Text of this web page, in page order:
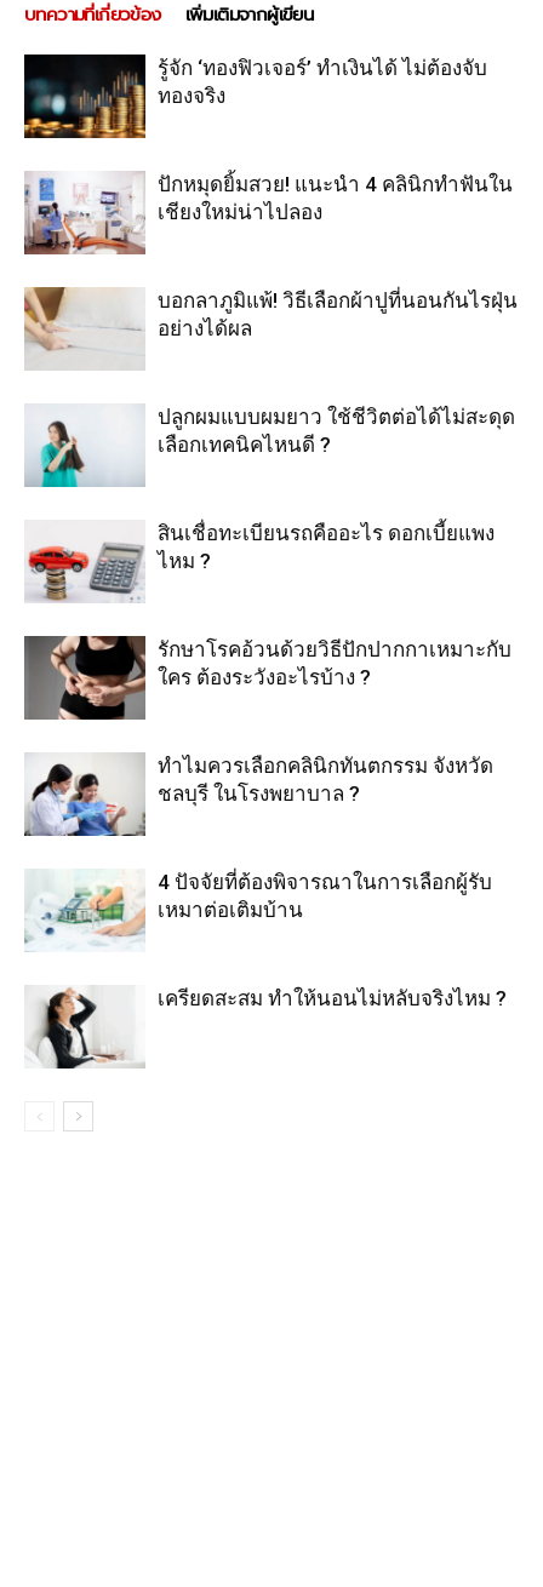
บทความที่เกี่ยวข้อง เพิ่มเติมจากผู้เขียน
รู้จัก ‘ทองฟิวเจอร์’ ทำเงินได้ ไม่ต้องจับ
ทองจริง
ปักหมุดยิ้มสวย! แนะนำ 4 คลินิกทำฟันใน
เชียงใหม่น่าไปลอง
บอกลาภูมิแพ้! วิธีเลือกผ้าปูที่นอนกันไรฝุ่น
อย่างได้ผล
ปลูกผมแบบผมยาว ใช้ชีวิตต่อได้ไม่สะดุด
เลือกเทคนิคไหนดี ?
สินเชื่อทะเบียนรถคืออะไร ดอกเบี้ยแพง
ไหม ?
รักษาโรคอ้วนด้วยวิธีปักปากกาเหมาะกับ
ใคร ต้องระวังอะไรบ้าง ?
ทำไมควรเลือกคลินิกทันตกรรม จังหวัด
ชลบุรี ในโรงพยาบาล ?
4 ปัจจัยที่ต้องพิจารณาในการเลือกผู้รับ
เหมาต่อเติมบ้าน
เครียดสะสม ทำให้นอนไม่หลับจริงไหม ?